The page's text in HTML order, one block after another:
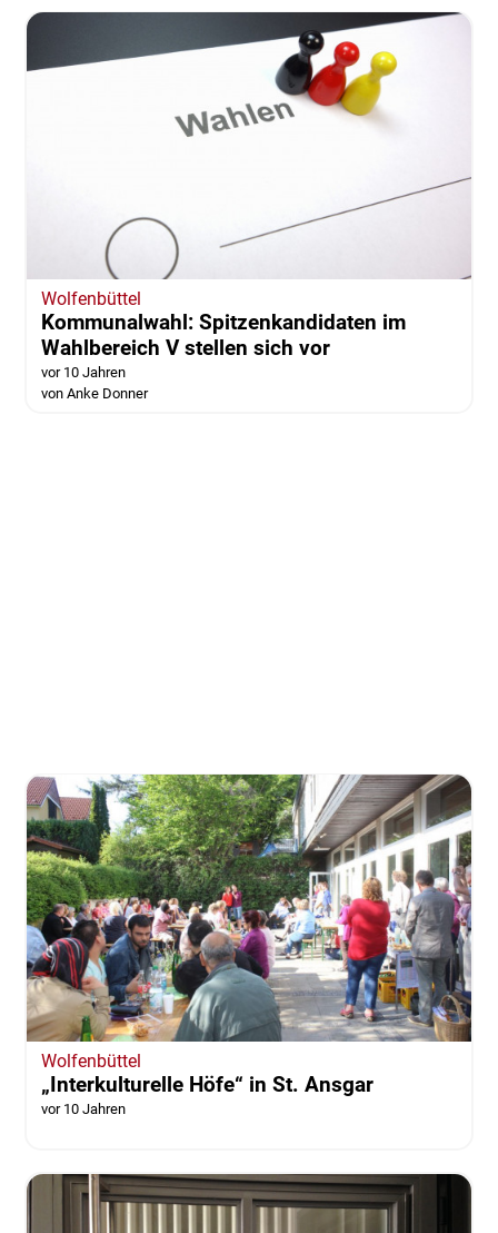
Wolfenbüttel
Kommunalwahl: Spitzenkandidaten im
Wahlbereich V stellen sich vor
vor 10 Jahren
von Anke Donner
Wolfenbüttel
„Interkulturelle Höfe“ in St. Ansgar
vor 10 Jahren